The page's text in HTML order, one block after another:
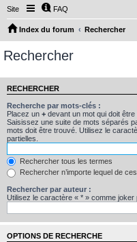
Site FAQ
Index du forum Rechercher
Rechercher
RECHERCHER
Recherche par mots-clés :
Placez un + devant un mot qui doit
Saisissez une suite de mots séparés
mots doit être trouvé. Utilisez le
partielles.
Rechercher tous les termes
Rechercher n’importe lequel de
Rechercher par auteur :
Utilisez le caractère « * » comme joker
OPTIONS DE RECHERCHE